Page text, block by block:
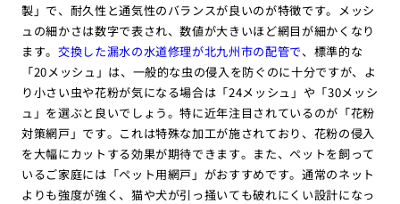
製」で、耐久性と通気性のバランスが良いのが特徴です。メッシ
ュの細かさは数字で表され、数値が大きいほど網目が細かくなり
ます。 交換した漏水の水道修理が北九州市の配管で、標準的な
「20メッシュ」は、一般的な虫の侵入を防ぐのに十分ですが、よ
り小さい虫や花粉が気になる場合は「24メッシュ」や「30メッシ
ュ」を選ぶと良いでしょう。特に近年注目されているのが「花粉
対策網戸」です。これは特殊な加工が施されており、花粉の侵入
を大幅にカットする効果が期待できます。また、ペットを飼って
いるご家庭には「ペット用網戸」がおすすめです。通常のネット
よりも強度が強く、猫や犬が引っ掻いても破れにくい設計になっ